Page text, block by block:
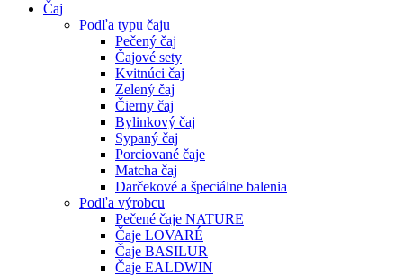
Čaj
Podľa typu čaju
Pečený čaj
Čajové sety
Kvitnúci čaj
Zelený čaj
Čierny čaj
Bylinkový čaj
Sypaný čaj
Porciované čaje
Matcha čaj
Darčekové a špeciálne balenia
Podľa výrobcu
Pečené čaje NATURE
Čaje LOVARÉ
Čaje BASILUR
Čaje EALDWIN